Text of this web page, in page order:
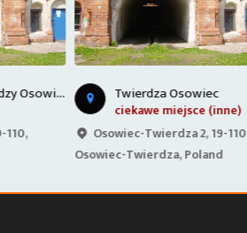
B
unkier Twierdzy Osowiec Twierdza Osowiec
ciekawe miejsce (inne)
Osowiec-Twierdza 2, 19-110
Osowiec-Twierdza, Poland